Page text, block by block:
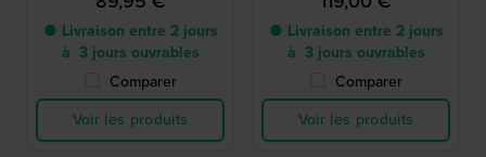
● Livraison entre 2 jours
à 3 jours ouvrables
Comparer
Voir les produits
● Livraison entre 2 jours
à 3 jours ouvrables
Comparer
Voir les produits